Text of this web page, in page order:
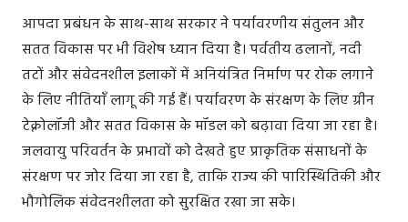
आपदा प्रबंधन के साथ-साथ सरकार ने पर्यावरणीय संतुलन और
सतत विकास पर भी विशेष ध्यान दिया है। पर्वतीय ढलानों, नदी
तटों और संवेदनशील इलाकों में अनियंत्रित निर्माण पर रोक लगाने
के लिए नीतियाँ लागू की गई हैं। पर्यावरण के संरक्षण के लिए ग्रीन
टेक्नोलॉजी और सतत विकास के मॉडल को बढ़ावा दिया जा रहा है।
जलवायु परिवर्तन के प्रभावों को देखते हुए प्राकृतिक संसाधनों के
संरक्षण पर जोर दिया जा रहा है, ताकि राज्य की पारिस्थितिकी और
भौगोलिक संवेदनशीलता को सुरक्षित रखा जा सके।